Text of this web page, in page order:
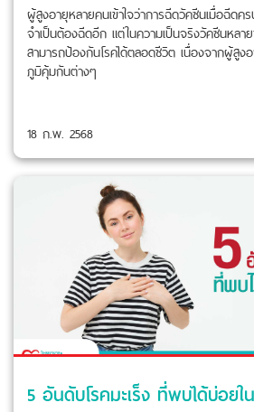
ผู้สูงอายุหลายคนเข้าใจว่าการฉีดวัคซีนเมื่อฉีดค
จำเป็นต้องฉีดอีก แต่ในความเป็นจริงวัคซีนหล
สามารถป้องกันโรคได้ตลอดชีวิต เนื่องจากผู้สูง
ภูมิคุ้มกันต่างๆ
18 ก.พ. 2568
5 อันดับโรคมะเร็ง ที่พบได้บ่อยใ